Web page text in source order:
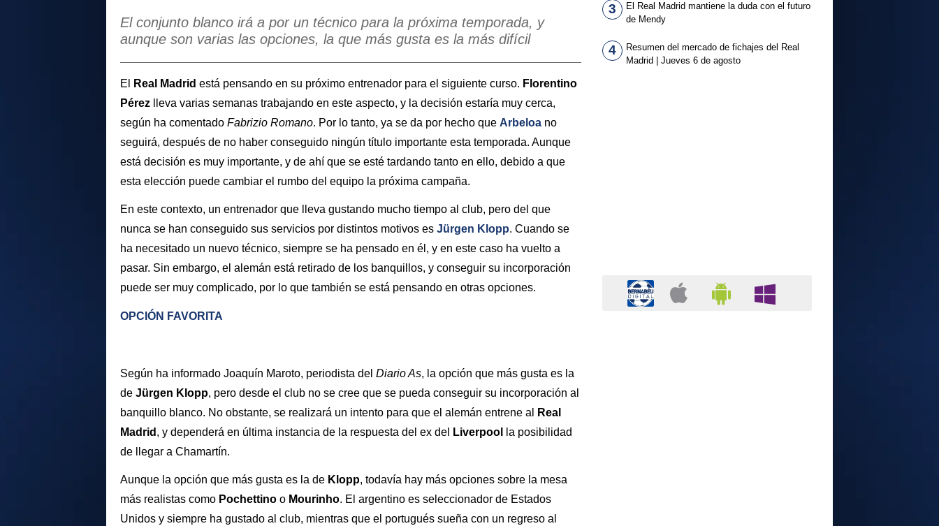
El conjunto blanco irá a por un técnico para la próxima temporada, y
aunque son varias las opciones, la que más gusta es la más difícil
El Real Madrid está pensando en su próximo entrenador para el siguiente curso. Florentino
Pérez lleva varias semanas trabajando en este aspecto, y la decisión estaría muy cerca,
según ha comentado Fabrizio Romano. Por lo tanto, ya se da por hecho que Arbeloa no
seguirá, después de no haber conseguido ningún título importante esta temporada. Aunque
está decisión es muy importante, y de ahí que se esté tardando tanto en ello, debido a que
esta elección puede cambiar el rumbo del equipo la próxima campaña.
En este contexto, un entrenador que lleva gustando mucho tiempo al club, pero del que
nunca se han conseguido sus servicios por distintos motivos es Jürgen Klopp. Cuando se
ha necesitado un nuevo técnico, siempre se ha pensado en él, y en este caso ha vuelto a
pasar. Sin embargo, el alemán está retirado de los banquillos, y conseguir su incorporación
puede ser muy complicado, por lo que también se está pensando en otras opciones.
OPCIÓN FAVORITA
Según ha informado Joaquín Maroto, periodista del Diario As, la opción que más gusta es la
de Jürgen Klopp, pero desde el club no se cree que se pueda conseguir su incorporación al
banquillo blanco. No obstante, se realizará un intento para que el alemán entrene al
Real
Madrid , y dependerá en última instancia de la respuesta del ex del Liverpool
la posibilidad
de llegar a Chamartín.
Aunque la opción que más gusta es la de Klopp, todavía hay más opciones sobre la mesa
más realistas como Pochettino o Mourinho. El argentino es seleccionador de Estados
Unidos y siempre ha gustado al club, mientras que el portugués sueña con un regreso al
3
El Real Madrid mantiene la duda con el futuro
de Mendy
4
Resumen del mercado de fichajes del Real
Madrid | Jueves 6 de agosto